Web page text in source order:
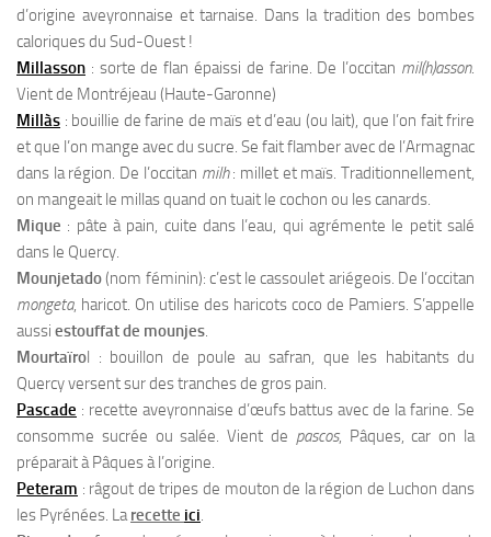
d’origine aveyronnaise et tarnaise. Dans la tradition des bombes
caloriques du Sud-Ouest !
Millasson : sorte de flan épaissi de farine. De l’occitan mil(h)asson.
Vient de Montréjeau (Haute-Garonne)
Millàs : bouillie de farine de maïs et d’eau (ou lait), que l’on fait frire
et que l’on mange avec du sucre. Se fait flamber avec de l’Armagnac
dans la région. De l’occitan milh: millet et maïs. Traditionnellement,
on mangeait le millas quand on tuait le cochon ou les canards.
Mique : pâte à pain, cuite dans l’eau, qui agrémente le petit salé
dans le Quercy.
Mounjetado(nom féminin): c’est le cassoulet ariégeois. De l’occitan
mongeta, haricot. On utilise des haricots coco de Pamiers. S’appelle
aussi estouffat de mounjes.
Mourtaïrol : bouillon de poule au safran, que les habitants du
Quercy versent sur des tranches de gros pain.
Pascade : recette aveyronnaise d’œufs battus avec de la farine. Se
consomme sucrée ou salée. Vient de pascos, Pâques, car on la
préparait à Pâques à l’origine.
Peteram : râgout de tripes de mouton de la région de Luchon dans
les Pyrénées. Larecette ici.